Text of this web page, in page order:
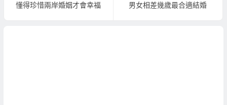
懂得珍惜兩岸婚姻才會幸福
男女相差幾歲最合適結婚